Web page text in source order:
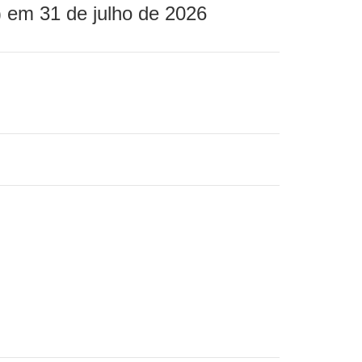
31 de julho de 2026